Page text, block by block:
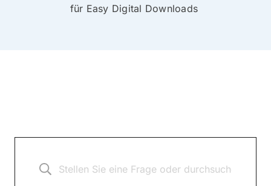
für Easy Digital Downloads